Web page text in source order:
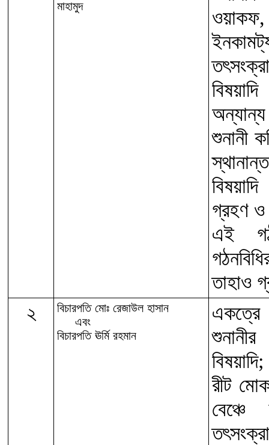
মাহামুদ
শুনানী
গ্রহণ ও
এই
তাহাও
২
বিচারপতি মোঃ রেজাউল হাসান
এবং
বিচারপতি ঊর্মি রহমান
একত্রে
রীট